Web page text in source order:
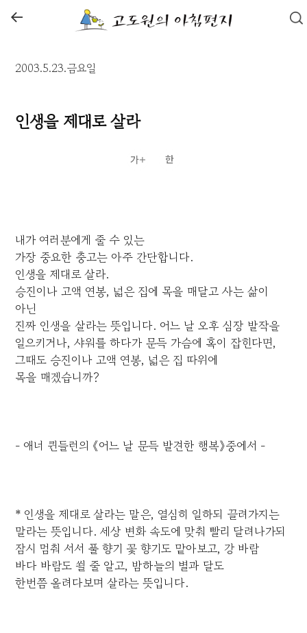
←
2003.5.23.금요일
인생을 제대로 살라
내가 여러분에게 줄 수 있는
가장 중요한 충고는 아주 간단합니다.
인생을 제대로 살라.
승진이나 고액 연봉, 넓은 집에 목을 매달고 사는 삶이
아닌
진짜 인생을 살라는 뜻입니다. 어느 날 오후 심장 발작을
일으키거나, 샤워를 하다가 문득 가슴에 혹이 잡힌다면,
그때도 승진이나 고액 연봉, 넓은 집 따위에
목을 매겠습니까?
- 애너 퀸들런의 《어느 날 문득 발견한 행복》중에서 -
* 인생을 제대로 살라는 말은, 열심히 일하되 끌려가지는
말라는 뜻입니다. 세상 변화 속도에 맞춰 빨리 달려나가되
잠시 멈춰 서서 풀 향기 꽃 향기도 맡아보고, 강 바람
바다 바람도 쐴 줄 알고, 밤하늘의 별과 달도
한번쯤 올려다보며 살라는 뜻입니다.